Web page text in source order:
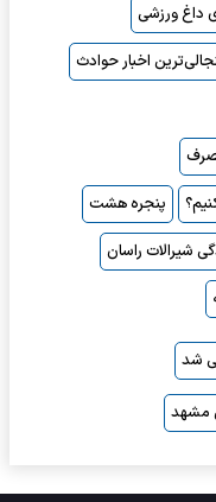
داغ ورزشی
اخبار حوادث
پنجره هشت
شیرالات راسان
شد
مشهد